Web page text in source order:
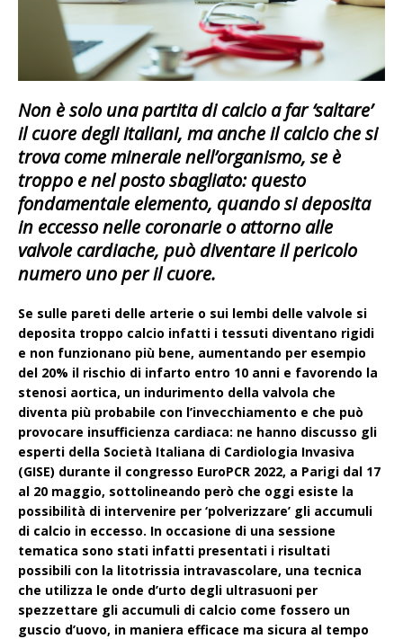
Non è solo una partita di calcio a far ‘saltare’
il cuore degli italiani, ma anche il calcio che si
trova come minerale nell’organismo, se è
troppo e nel posto sbagliato: questo
fondamentale elemento, quando si deposita
in eccesso nelle coronarie o attorno alle
valvole cardiache, può diventare il pericolo
numero uno per il cuore.
Se sulle pareti delle arterie o sui lembi delle valvole si
deposita troppo calcio infatti i tessuti diventano rigidi
e non funzionano più bene, aumentando per esempio
del 20% il rischio di infarto entro 10 anni e favorendo la
stenosi aortica, un indurimento della valvola che
diventa più probabile con l’invecchiamento e che può
provocare insufficienza cardiaca: ne hanno discusso gli
esperti della Società Italiana di Cardiologia Invasiva
(GISE) durante il congresso EuroPCR 2022, a Parigi dal 17
al 20 maggio, sottolineando però che oggi esiste la
possibilità di intervenire per ‘polverizzare’ gli accumuli
di calcio in eccesso. In occasione di una sessione
tematica sono stati infatti presentati i risultati
possibili con la litotrissia intravascolare, una tecnica
che utilizza le onde d’urto degli ultrasuoni per
spezzettare gli accumuli di calcio come fossero un
guscio d’uovo, in maniera efficace ma sicura al tempo